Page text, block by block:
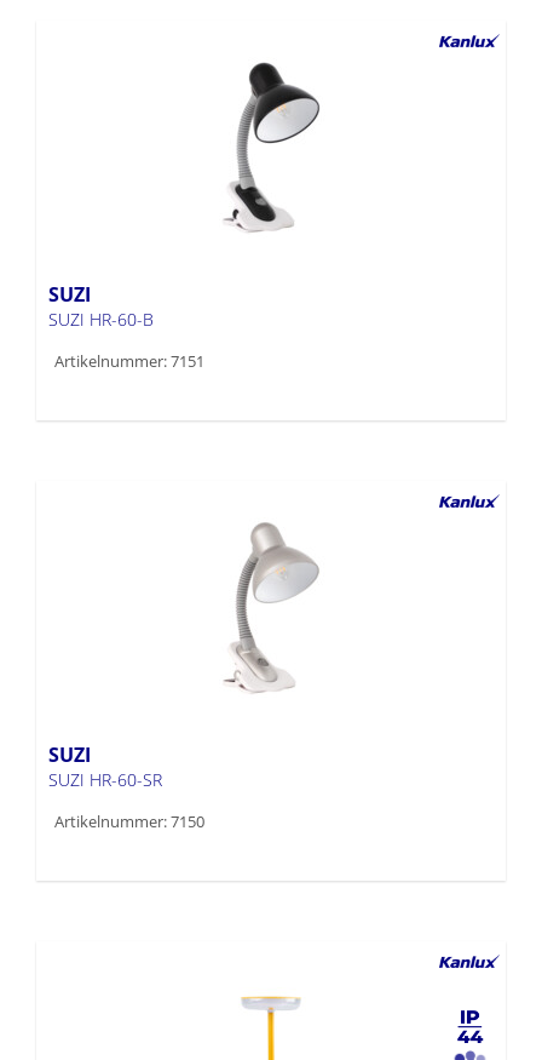
SUZI
SUZI HR-60-B
Artikelnummer: 7151
SUZI
SUZI HR-60-SR
Artikelnummer: 7150